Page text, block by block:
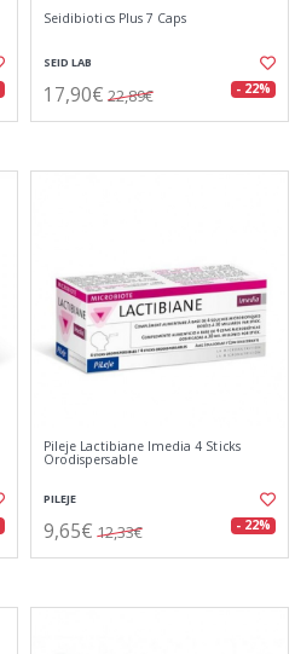
Seidibiotics Plus 7 Caps
SEID LAB
17,90€ 22,89€ - 22%
Pileje Lactibiane Imedia 4 Sticks
Orodispersable
PILEJE
9,65€ 12,33€ - 22%